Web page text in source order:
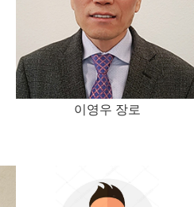
이영우 장로